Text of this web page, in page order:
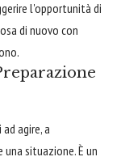
l'opportunità di
di nuovo con
agire, a
situazione. È un